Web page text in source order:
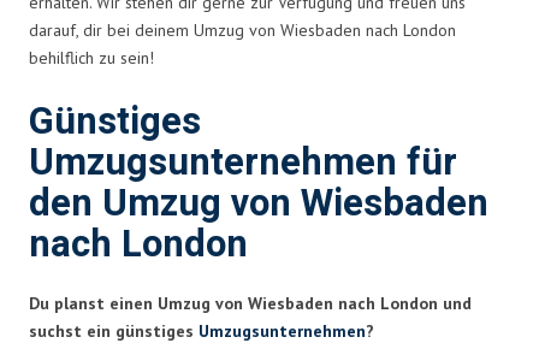
darauf, dir bei deinem Umzug von Wiesbaden nach London
behilflich zu sein!
Günstiges
Umzugsunternehmen für
den Umzug von Wiesbaden
nach London
Du planst einen Umzug von Wiesbaden nach London und
suchst ein günstiges Umzugsunternehmen?